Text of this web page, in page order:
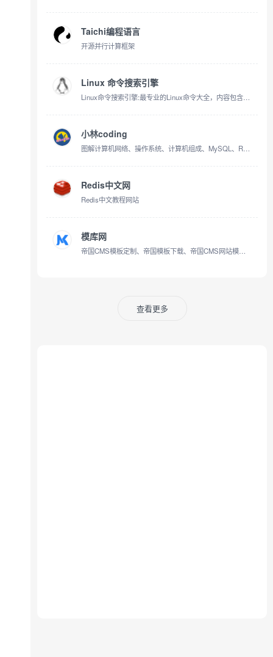
Taichi编程语言
开源并行计算框架
Linux 命令搜索引擎
Linux命令搜索引擎:最专业的Linux命令大全，内容包含Linux命令手册、详解、学习，值得收藏的Linux命令速查手册。 - 最专业的Linux命令大全，内容包含Linux命令手册、详解、学习，值得收藏的Linux命令速查手册。
小林coding
图解计算机网络、操作系统、计算机组成、MySQL、Redis，让天下没有难懂的八股文！
Redis中文网
Redis中文教程网站
模库网
帝国CMS模板定制、帝国模板下载、帝国CMS网站模板源码下载
查看更多